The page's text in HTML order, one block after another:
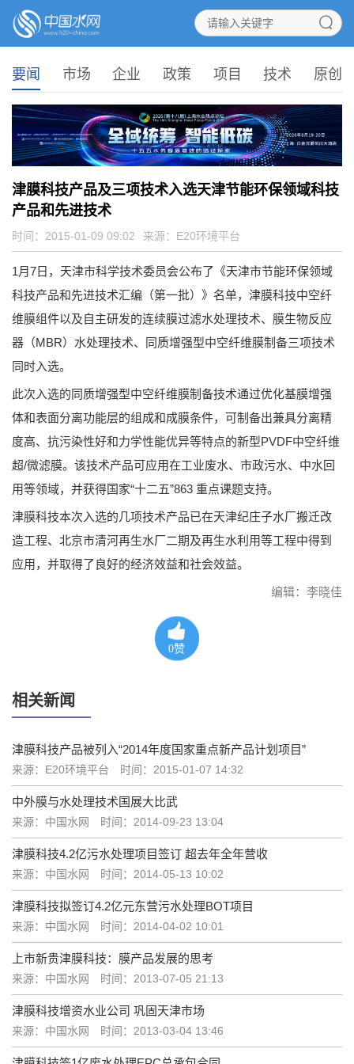
要闻 市场 企业 政策 项目 技术 原创
津膜科技产品及三项技术入选天津节能环保领域科技
产品和先进技术
时间：2015-01-09 09:02 来源： E20环境平台
1月7日，天津市科学技术委员会公布了《天津市节能环保领域
科技产品和先进技术汇编（第一批）》名单，津膜科技中空纤
维膜组件以及自主研发的连续膜过滤水处理技术、膜生物反应
器（MBR）水处理技术、同质增强型中空纤维膜制备三项技术
同时入选。
此次入选的同质增强型中空纤维膜制备技术通过优化基膜增强
体和表面分离功能层的组成和成膜条件，可制备出兼具分离精
度高、抗污染性好和力学性能优异等特点的新型PVDF中空纤维
超/微滤膜。该技术产品可应用在工业废水、市政污水、中水回
用等领域，并获得国家“十二五”863 重点课题支持。
津膜科技本次入选的几项技术产品已在天津纪庄子水厂搬迁改
造工程、北京市清河再生水厂二期及再生水利用等工程中得到
应用，并取得了良好的经济效益和社会效益。
编辑：李晓佳
0赞
相关新闻
津膜科技产品被列入“2014年度国家重点新产品计划项目”
来源：E20环境平台 时间：2015-01-07 14:32
中外膜与水处理技术国展大比武
来源：中国水网 时间：2014-09-23 13:04
津膜科技4.2亿污水处理项目签订 超去年全年营收
来源：中国水网 时间：2014-05-13 10:02
津膜科技拟签订4.2亿元东营污水处理BOT项目
来源：中国水网 时间：2014-04-02 10:01
上市新贵津膜科技：膜产品发展的思考
来源：中国水网 时间：2013-07-05 21:13
津膜科技增资水业公司 巩固天津市场
来源：中国水网 时间：2013-03-04 13:46